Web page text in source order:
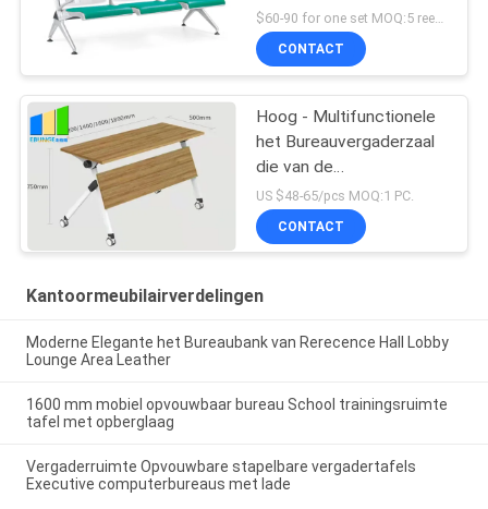
Luchthaven Seaters
$60-90 for one set MOQ:5 reeksenluchthaven het wachten stoelen
CONTACT
Hoog - Multifunctionele
het Bureauvergaderzaal
die van de
dichtheidsraad Lijsten
vouwen
US $48-65/pcs MOQ:1 PC.
CONTACT
Kantoormeubilairverdelingen
Moderne Elegante het Bureaubank van Rerecence Hall Lobby
Lounge Area Leather
1600 mm mobiel opvouwbaar bureau School trainingsruimte
tafel met opberglaag
Vergaderruimte Opvouwbare stapelbare vergadertafels
Executive computerbureaus met lade